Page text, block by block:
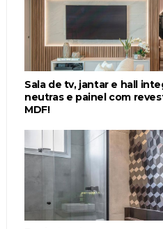
Sala de tv, jantar e hall
neutras e painel com
MDF!